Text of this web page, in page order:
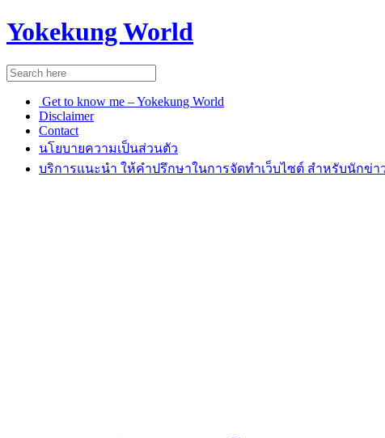
Yokekung World
Get to know me – Yokekung World
Disclaimer
Contact
นโยบายความเป็นส่วนตัว
บริการแนะนำ ให้คำปรึกษาในการจัดทำเว็บไซต์ สำหรับนักข่าว